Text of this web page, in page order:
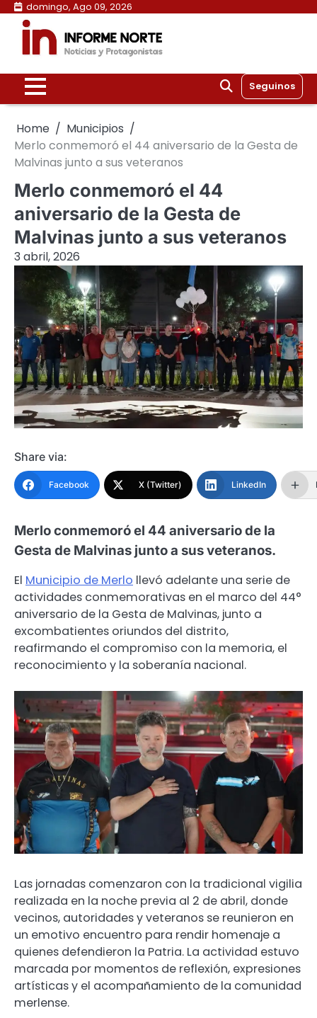
Skip
content
domingo, Ago 09, 2026
Seguinos
Home
Municipios
Merlo conmemoró el 44 aniversario de la Gesta de
Malvinas junto a sus veteranos
Merlo conmemoró el 44
aniversario de la Gesta de
Malvinas junto a sus veteranos
3 abril, 2026
Share via:
Facebook X (Twitter) LinkedIn
Merlo conmemoró el 44 aniversario de la
Gesta de Malvinas junto a sus veteranos.
El Municipio de Merlo llevó adelante una serie de
actividades conmemorativas en el marco del 44°
aniversario de la Gesta de Malvinas, junto a
excombatientes oriundos del distrito,
reafirmando el compromiso con la memoria, el
reconocimiento y la soberanía nacional.
Las jornadas comenzaron con la tradicional vigilia
realizada en la noche previa al 2 de abril, donde
vecinos, autoridades y veteranos se reunieron en
un emotivo encuentro para rendir homenaje a
quienes defendieron la Patria. La actividad estuvo
marcada por momentos de reflexión, expresiones
artísticas y el acompañamiento de la comunidad
merlense.